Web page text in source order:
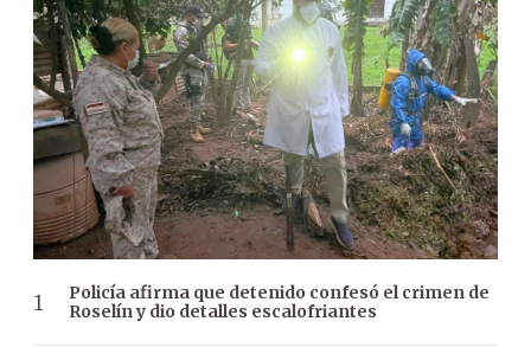
Policía afirma que detenido confesó el crimen de
Roselín y dio detalles escalofriantes